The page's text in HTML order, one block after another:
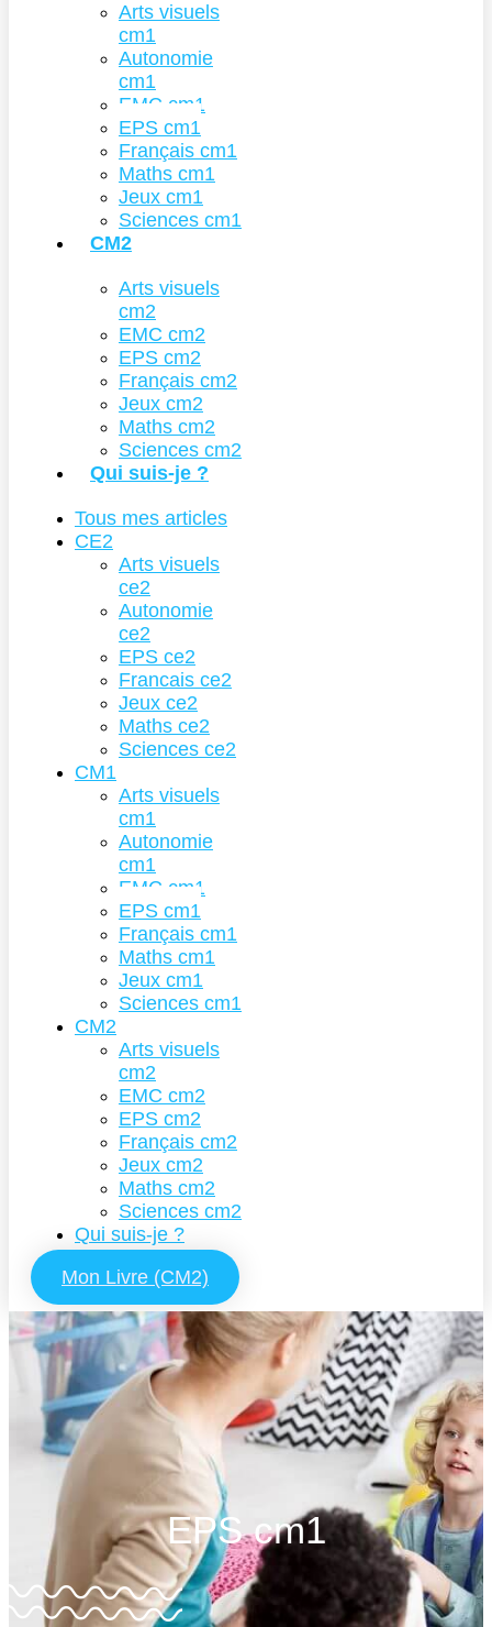
Arts visuels
cm1
Autonomie
cm1
EMC cm1
EPS cm1
Français cm1
Maths cm1
Jeux cm1
Sciences cm1
CM2
Arts visuels
cm2
EMC cm2
EPS cm2
Français cm2
Jeux cm2
Maths cm2
Sciences cm2
Qui suis-je ?
Tous mes articles
CE2
Arts visuels
ce2
Autonomie
ce2
EPS ce2
Francais ce2
Jeux ce2
Maths ce2
Sciences ce2
CM1
Arts visuels
cm1
Autonomie
cm1
EMC cm1
EPS cm1
Français cm1
Maths cm1
Jeux cm1
Sciences cm1
CM2
Arts visuels
cm2
EMC cm2
EPS cm2
Français cm2
Jeux cm2
Maths cm2
Sciences cm2
Qui suis-je ?
Mon Livre (CM2)
EPS cm1